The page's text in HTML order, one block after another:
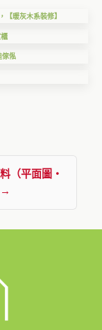
【暖灰木系裝修】
傢俬
（平面圖・
→